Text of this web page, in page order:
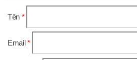
Tên *
Email*